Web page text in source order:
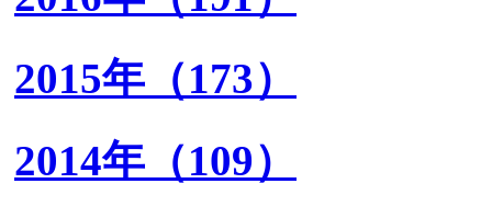
2015年（173）
2014年（109）